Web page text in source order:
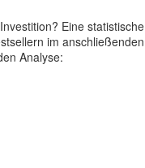
Eine statistische
im anschließenden
Analyse: